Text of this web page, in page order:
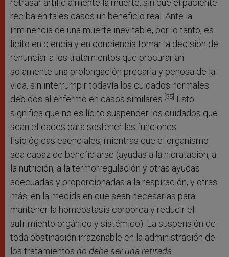
retrasar artificialmente la muerte, sin que el paciente
reciba en tales casos un beneficio real. Ante la
inminencia de una muerte inevitable, por lo tanto, es
lícito en ciencia y en conciencia tomar la decisión de
renunciar a los tratamientos que procurarían
solamente una prolongación precaria y penosa de la
vida, sin interrumpir todavía los cuidados normales
debidos al enfermo en casos similares. [55] Esto
significa que no es lícito suspender los cuidados que
sean eficaces para sostener las funciones
fisiológicas esenciales, mientras que el organismo
sea capaz de beneficiarse (ayudas a la hidratación, a
la nutrición, a la termorregulación y otras ayudas
adecuadas y proporcionadas a la respiración, y otras
más, en la medida en que sean necesarias para
mantener la homeostasis corpórea y reducir el
sufrimiento orgánico y sistémico). La suspensión de
toda obstinación irrazonable en la administración de
los tratamientos no debe ser una retirada